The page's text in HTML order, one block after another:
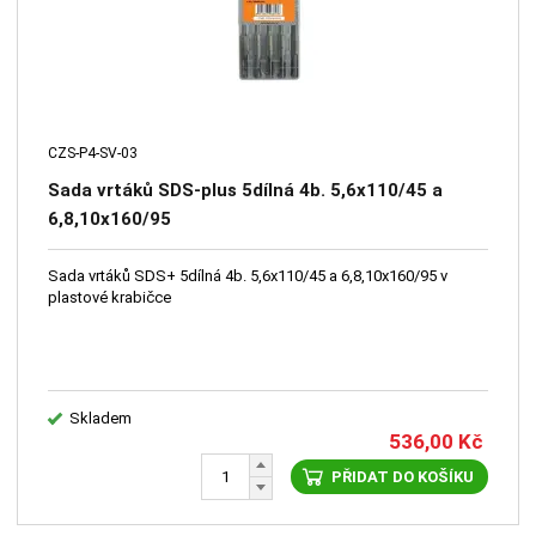
CZS-P4-SV-03
Sada vrtáků SDS-plus 5dílná 4b. 5,6x110/45 a
6,8,10x160/95
Sada vrtáků SDS+ 5dílná 4b. 5,6x110/45 a 6,8,10x160/95 v
plastové krabičce
Skladem
536,00 Kč
PŘIDAT DO KOŠÍKU